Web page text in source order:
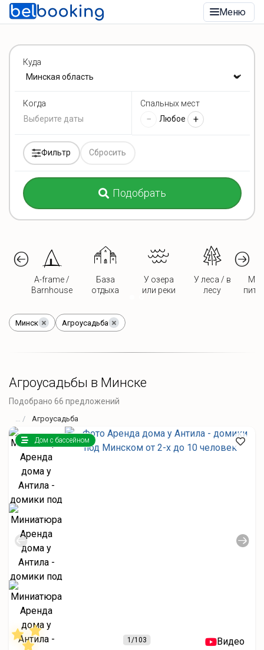
Меню
Куда
Когда Спальных мест
− Любое +
Фильтр Сбросить
Подобрать
A-frame /
Barnhouse
База
отдыха
У озера
или реки
У леса / в
лесу
Минск Агроусадьба
Агроусадьбы в Минске
Подобрано 66 предложений
Агроусадьба
1 /103
Дом с бассейном
Видео